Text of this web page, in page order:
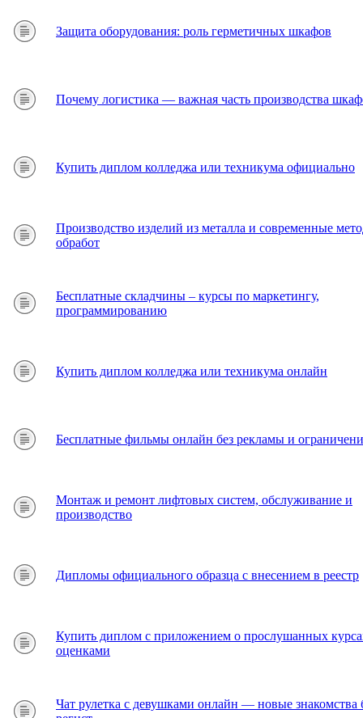
Защита оборудования: роль герметичных шкафов
Почему логистика — важная часть производства
Купить диплом колледжа или техникума официально
Производство изделий из металла и современные
обработ
Бесплатные складчины – курсы по маркетингу,
программированию
Купить диплом колледжа или техникума онлайн
Бесплатные фильмы онлайн без рекламы и
Монтаж и ремонт лифтовых систем, обслуживание и
производство
Дипломы официального образца с внесением в реестр
Купить диплом с приложением о прослушанных
оценками
Чат рулетка с девушками онлайн — новые знакомства